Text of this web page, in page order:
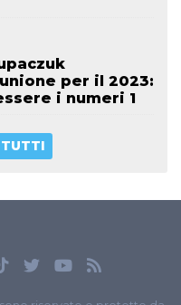
per il 2023:
i numeri 1